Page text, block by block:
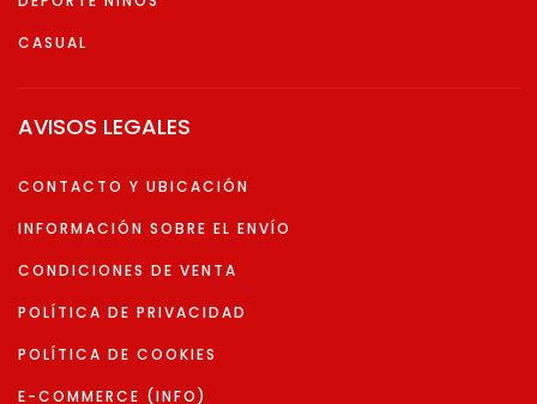
CASUAL
AVISOS LEGALES
CONTACTO Y UBICACIÓN
INFORMACIÓN SOBRE EL ENVÍO
CONDICIONES DE VENTA
POLÍTICA DE PRIVACIDAD
POLÍTICA DE COOKIES
E-COMMERCE (INFO)